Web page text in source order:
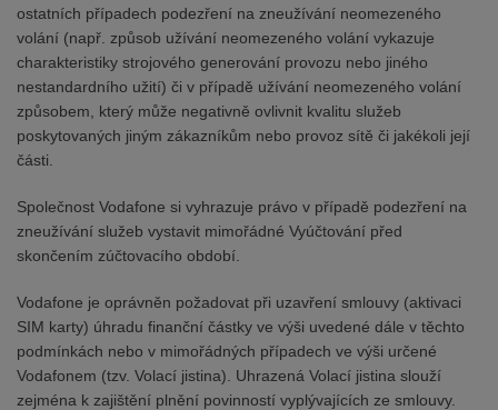
ostatních případech podezření na zneužívání neomezeného
volání (např. způsob užívání neomezeného volání vykazuje
charakteristiky strojového generování provozu nebo jiného
nestandardního užití) či v případě užívání neomezeného volání
způsobem, který může negativně ovlivnit kvalitu služeb
poskytovaných jiným zákazníkům nebo provoz sítě či jakékoli její
části.
Společnost Vodafone si vyhrazuje právo v případě podezření na
zneužívání služeb vystavit mimořádné Vyúčtování před
skončením zúčtovacího období.
Vodafone je oprávněn požadovat při uzavření smlouvy (aktivaci
SIM karty) úhradu finanční částky ve výši uvedené dále v těchto
podmínkách nebo v mimořádných případech ve výši určené
Vodafonem (tzv. Volací jistina). Uhrazená Volací jistina slouží
zejména k zajištění plnění povinností vyplývajících ze smlouvy.